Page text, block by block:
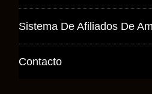
Sistema De Afiliados De
Contacto